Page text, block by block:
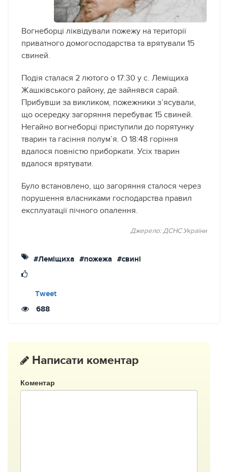
Вогнеборці ліквідували пожежу на території
приватного домогосподарства та врятували 15
свиней.
Подія сталася 2 лютого о 17:30 у с. Леміщиха
Жашківського району, де зайнявся сарай.
Прибувши за викликом, пожежники з’ясували,
що осередку загоряння перебуває 15 свиней.
Негайно вогнеборці приступили до порятунку
тварин та гасіння полум’я. О 18:48 горіння
вдалося повністю приборкати. Усіх тварин
вдалося врятувати.
Було встановлено, що загоряння сталося через
порушення власниками господарства правил
експлуатації пічного опалення.
Джерело: ДСНС України
#Леміщиха #пожежа #свині
Tweet
688
Написати коментар
Коментар